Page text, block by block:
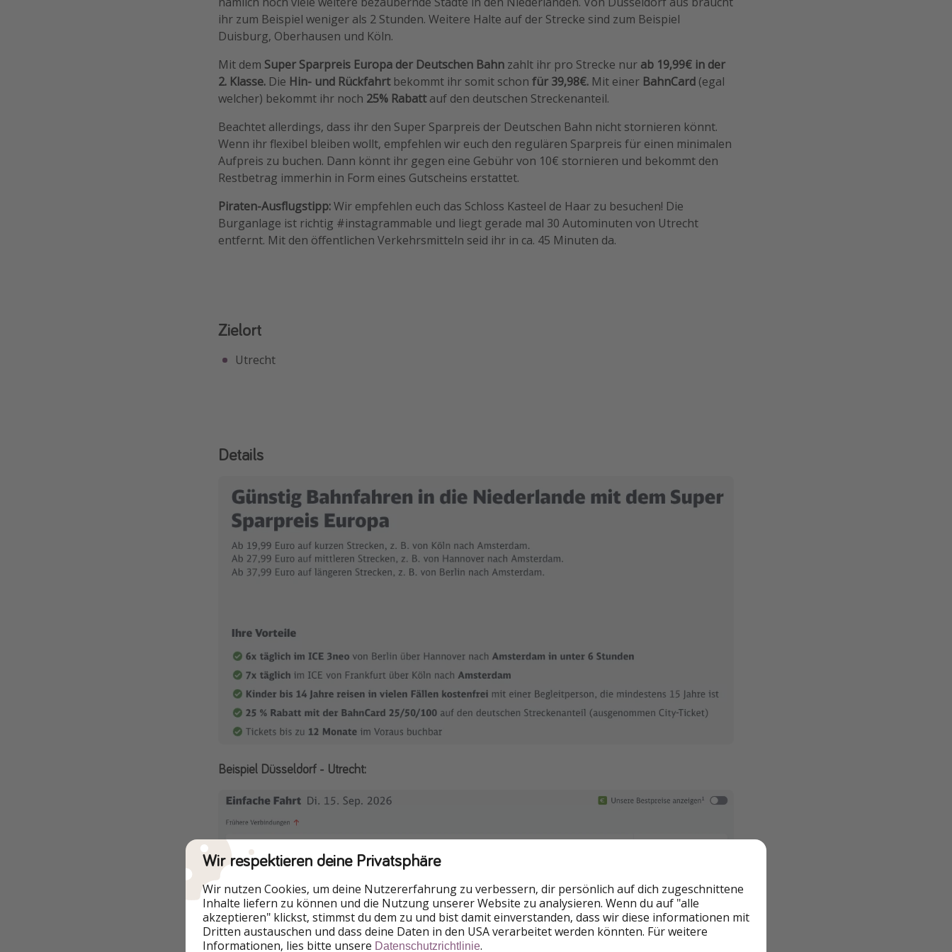
ihr zum Beispiel weniger als 2 Stunden. Weitere Halte auf der Strecke sind zum Beispiel
Duisburg, Oberhausen und Köln.
Mit dem Super Sparpreis Europa der Deutschen Bahn zahlt ihr pro Strecke nur ab 19,99€ in der
2. Klasse. Die Hin- und Rückfahrt bekommt ihr somit schon für 39,98€. Mit einer BahnCard (egal
welcher) bekommt ihr noch 25% Rabattauf den deutschen Streckenanteil.
Beachtet allerdings, dass ihr den Super Sparpreis der Deutschen Bahn nicht stornieren könnt.
Wenn ihr flexibel bleiben wollt, empfehlen wir euch den regulären Sparpreis für einen minimalen
Aufpreis zu buchen. Dann könnt ihr gegen eine Gebühr von 10€ stornieren und bekommt den
Restbetrag immerhin in Form eines Gutscheins erstattet.
Piraten-Ausflugstipp:Wir empfehlen euch das Schloss Kasteel de Haar zu besuchen! Die
Burganlage ist richtig #instagrammable und liegt gerade mal 30 Autominuten von Utrecht
entfernt. Mit den öffentlichen Verkehrsmitteln seid ihr in ca. 45 Minuten da.
Zielort
Utrecht
Details
Beispiel Düsseldorf - Utrecht:
Wir respektieren deine Privatsphäre
Wir nutzen Cookies, um deine Nutzererfahrung zu verbessern, dir persönlich auf dich zugeschnittene
Inhalte liefern zu können und die Nutzung unserer Website zu analysieren. Wenn du auf "alle
akzeptieren" klickst, stimmst du dem zu und bist damit einverstanden, dass wir diese informationen mit
Dritten austauschen und dass deine Daten in den USA verarbeitet werden könnten. Für weitere
Informationen, lies bitte unsere Datenschutzrichtlinie.